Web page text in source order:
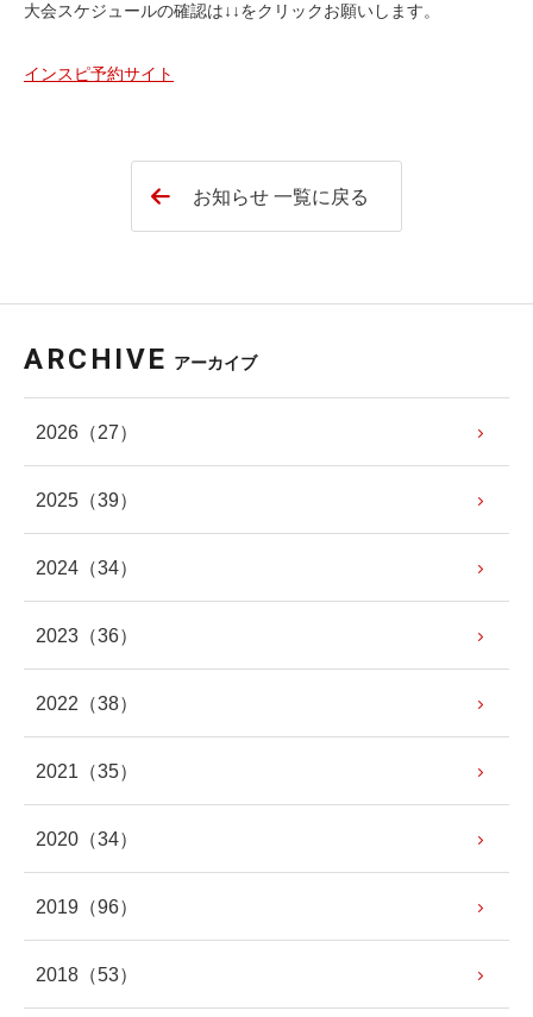
大会スケジュールの確認は↓↓をクリックお願いします。
インスピ予約サイト
お知らせ 一覧に戻る
ARCHIVE アーカイブ
2026 （27）
2025 （39）
2024 （34）
2023 （36）
2022 （38）
2021 （35）
2020 （34）
2019 （96）
2018 （53）